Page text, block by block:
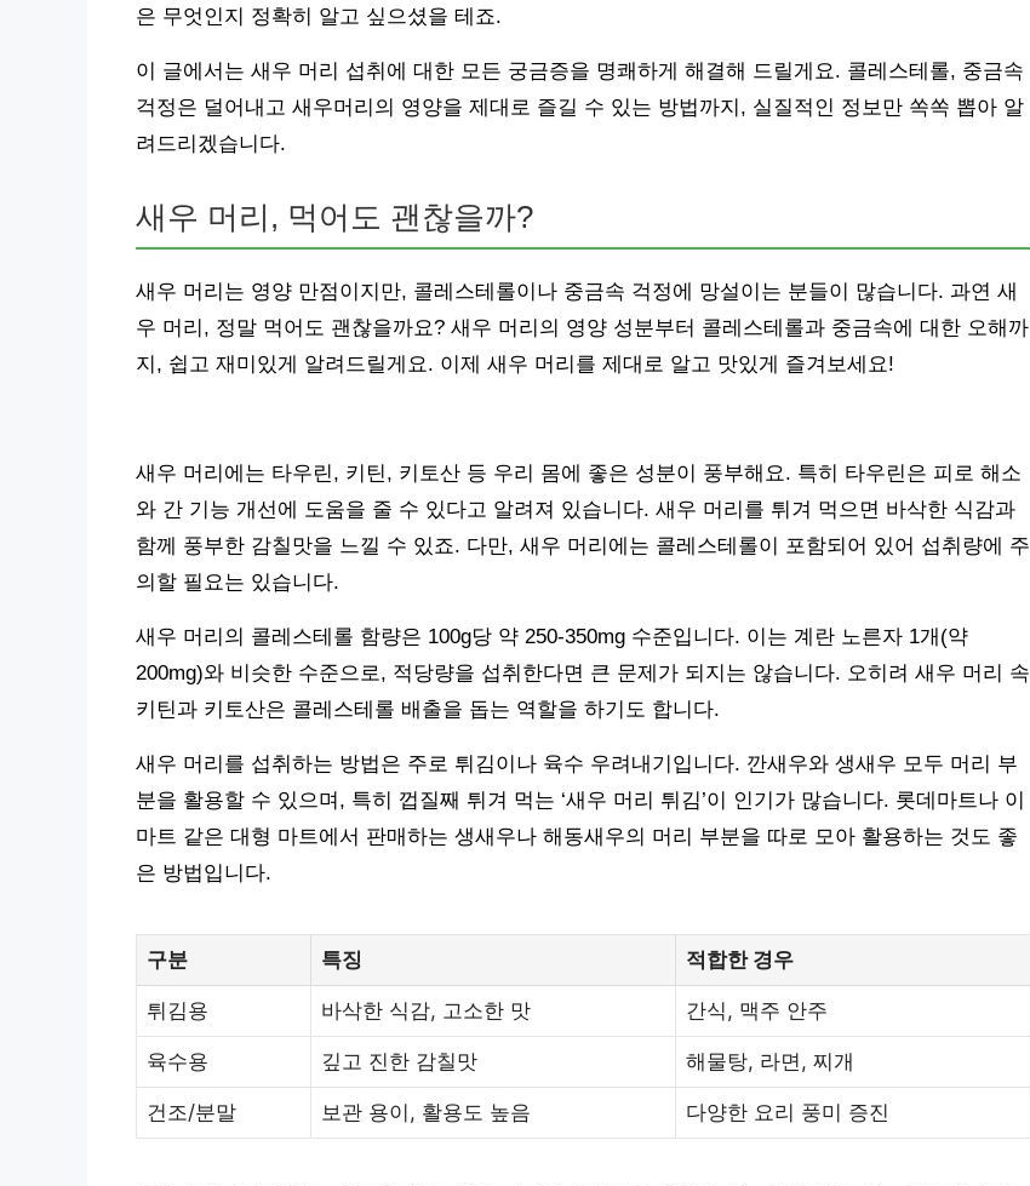
은 무엇인지 정확히 알고 싶으셨을 테죠.
이 글에서는 새우 머리 섭취에 대한 모든 궁금증을 명쾌하게 해결해 드릴게요. 콜레스테롤, 중금속
걱정은 덜어내고 새우머리의 영양을 제대로 즐길 수 있는 방법까지, 실질적인 정보만 쏙쏙 뽑아 알
려드리겠습니다.
새우 머리, 먹어도 괜찮을까?
새우 머리는 영양 만점이지만, 콜레스테롤이나 중금속 걱정에 망설이는 분들이 많습니다. 과연 새
우 머리, 정말 먹어도 괜찮을까요? 새우 머리의 영양 성분부터 콜레스테롤과 중금속에 대한 오해까
지, 쉽고 재미있게 알려드릴게요. 이제 새우 머리를 제대로 알고 맛있게 즐겨보세요!
새우 머리에는 타우린, 키틴, 키토산 등 우리 몸에 좋은 성분이 풍부해요. 특히 타우린은 피로 해소
와 간 기능 개선에 도움을 줄 수 있다고 알려져 있습니다. 새우 머리를 튀겨 먹으면 바삭한 식감과
함께 풍부한 감칠맛을 느낄 수 있죠. 다만, 새우 머리에는 콜레스테롤이 포함되어 있어 섭취량에 주
의할 필요는 있습니다.
새우 머리의 콜레스테롤 함량은 100g당 약 250-350mg 수준입니다. 이는 계란 노른자 1개(약
200mg)와 비슷한 수준으로, 적당량을 섭취한다면 큰 문제가 되지는 않습니다. 오히려 새우 머리 속
키틴과 키토산은 콜레스테롤 배출을 돕는 역할을 하기도 합니다.
새우 머리를 섭취하는 방법은 주로 튀김이나 육수 우려내기입니다. 깐새우와 생새우 모두 머리 부
분을 활용할 수 있으며, 특히 껍질째 튀겨 먹는 ‘새우 머리 튀김’이 인기가 많습니다. 롯데마트나 이
마트 같은 대형 마트에서 판매하는 생새우나 해동새우의 머리 부분을 따로 모아 활용하는 것도 좋
은 방법입니다.
구분 특징 적합한 경우
튀김용 바삭한 식감, 고소한 맛 간식, 맥주 안주
육수용 깊고 진한 감칠맛 해물탕, 라면, 찌개
건조/분말 보관 용이, 활용도 높음 다양한 요리 풍미 증진